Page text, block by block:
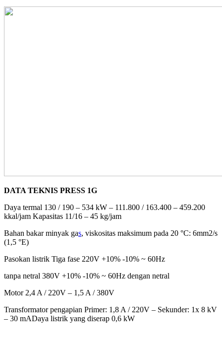
DATA TEKNIS PRESS 1G
Daya termal 130 / 190 – 534 kW – 111.800 / 163.400 – 459.200
kkal/jam Kapasitas 11/16 – 45 kg/jam
Bahan bakar minyak gas, viskositas maksimum pada 20 °C: 6mm2/s
(1,5 °E)
Pasokan listrik Tiga fase 220V +10% -10% ~ 60Hz
tanpa netral 380V +10% -10% ~ 60Hz dengan netral
Motor 2,4 A / 220V – 1,5 A / 380V
Transformator pengapian Primer: 1,8 A / 220V – Sekunder: 1x 8 kV
– 30 mADaya listrik yang diserap 0,6 kW